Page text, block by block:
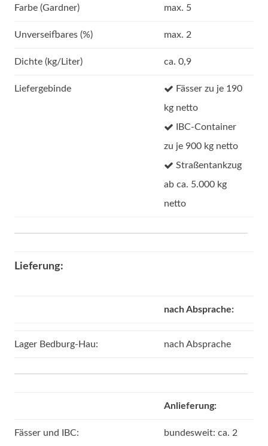
Farbe (Gardner) max. 5
Unverseifbares (%) max. 2
Dichte (kg/Liter) ca. 0,9
Liefergebinde
Fässer zu je 190
kg netto
IBC-Container
zu je 900 kg netto
Straßentankzug
ab ca. 5.000 kg
netto
Lieferung:
nach Absprache:
Lager Bedburg-Hau: nach Absprache
Anlieferung:
Fässer und IBC:
bundesweit: ca. 2